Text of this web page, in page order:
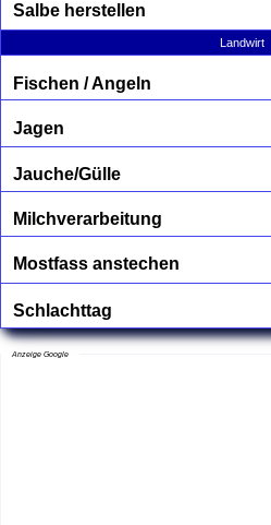
Salbe herstellen
Landwirt
Fischen / Angeln
Jagen
Jauche/Gülle
Milchverarbeitung
Mostfass anstechen
Schlachttag
Anzeige Google